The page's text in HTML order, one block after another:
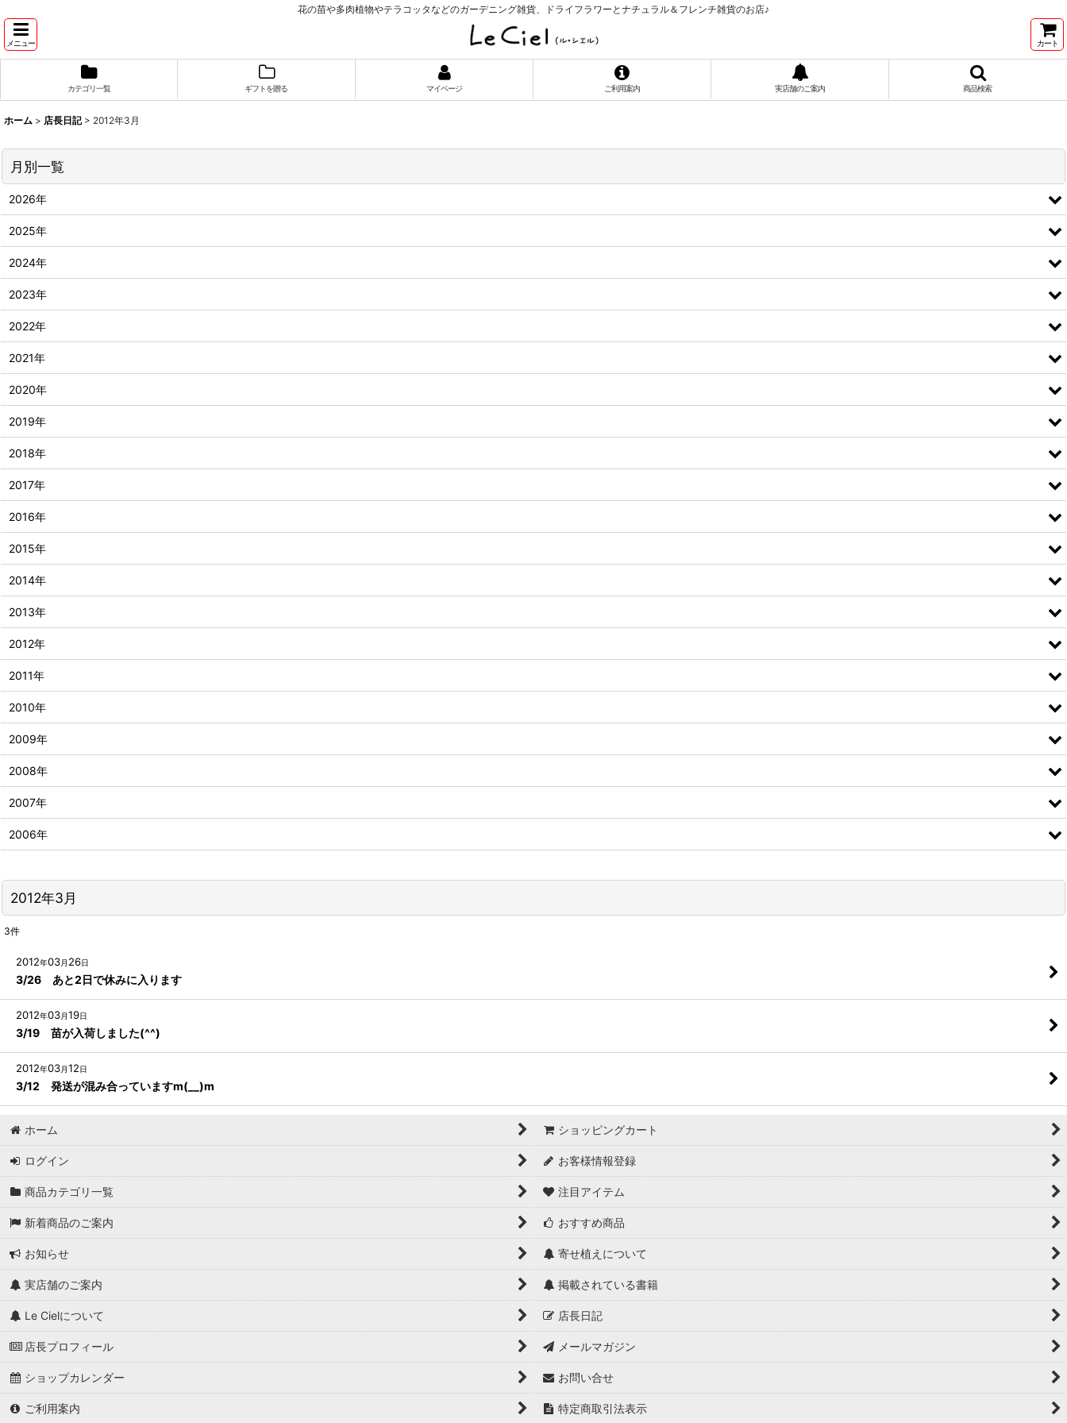
花の苗や多肉植物やテラコッタなどのガーデニング雑貨、ドライフラワーとナチュラル＆フレンチ雑貨のお店♪
メニュー カート
カテゴリ一覧 ギフトを贈る マイページ ご利用案内 実店舗のご案内 商品検索
ホーム > 店長日記 > 2012年3月
2012年3月
3件
2012年03月 26日
3/26 あと2日で休みに入ります
2012年03月19日
3/19 苗が入荷しました(^^)
2012年03月12日
3/12 発送が混み合っていますm(__)m
月別一覧
2026年
2025年
2024年
2023年
2022年
2021年
2020年
2019年
2018年
2017年
2016年
2015年
2014年
2013年
2012年
2011年
2010年
2009年
2008年
2007年
2006年
ホーム ショッピングカート
ログイン お客様情報登録
商品カテゴリ一覧 注目アイテム
新着商品のご案内 おすすめ商品
お知らせ 寄せ植えについて
実店舗のご案内 掲載されている書籍
Le Cielについて 店長日記
店長プロフィール メールマガジン
ショップカレンダー お問い合せ
ご利用案内 特定商取引法表示